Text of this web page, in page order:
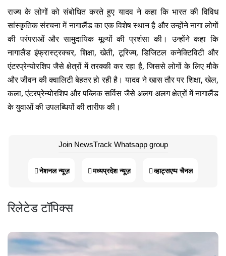
राज्य के लोगों को संबोधित करते हुए यादव ने कहा कि भारत की विविध
सांस्कृतिक संरचना में नागालैंड का एक विशेष स्थान है और उन्होंने नागा लोगों
की परंपराओं और सामुदायिक मूल्यों की प्रशंसा की। उन्होंने कहा कि
नागालैंड इंफ्रास्ट्रक्चर, शिक्षा, खेती, टूरिज्म, डिजिटल कनेक्टिविटी और
एंटरप्रेन्योरशिप जैसे क्षेत्रों में तरक्की कर रहा है, जिससे लोगों के लिए मौके
और जीवन की क्वालिटी बेहतर हो रही है। यादव ने खास तौर पर शिक्षा, खेल,
कला, एंटरप्रेन्योरशिप और पब्लिक सर्विस जैसे अलग-अलग क्षेत्रों में नागालैंड
के युवाओं की उपलब्धियों की तारीफ की।
Join NewsTrack Whatsapp group
नेशनल न्यूज़ मध्यप्रदेश न्यूज़ व्हाट्सएप्प चैनल
रिलेटेड टॉपिक्स